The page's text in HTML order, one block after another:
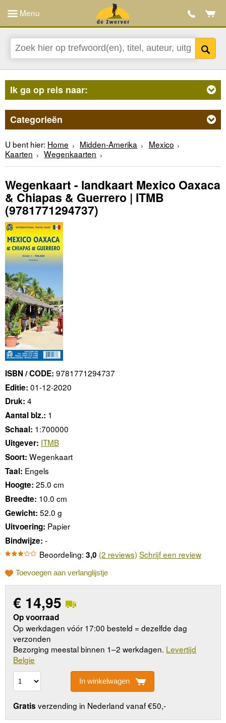
Menu
Ik ga op reis naar:
Categorieën
U bent hier: Home Midden-Amerika
Mexico
Kaarten
Wegenkaarten
Wegenkaart - landkaart Mexico Oaxaca
& Chiapas & Guerrero | ITMB
(9781771294737)
ISBN / CODE: 9781771294737
Editie: 01-12-2020
Druk: 4
Aantal blz.: 1
Schaal: 1:700000
Uitgever: ITMB
Soort: Wegenkaart
Taal: Engels
Hoogte: 25.0 cm
Breedte: 10.0 cm
Gewicht: 52.0 g
Uitvoering: Papier
Bindwijze: -
Beoordeling: 3,0 (2 reviews) Schrijf een review
Toevoegen aan verlanglijstje
€ 14,95
Op voorraad
Op werkdagen vóór 17:00 besteld = dezelfde dag
verzonden
Bezorging meestal binnen 1–2 werkdagen. Levertijd
Belgie
In winkelwagen
Gratis verzending in Nederland vanaf €50,-